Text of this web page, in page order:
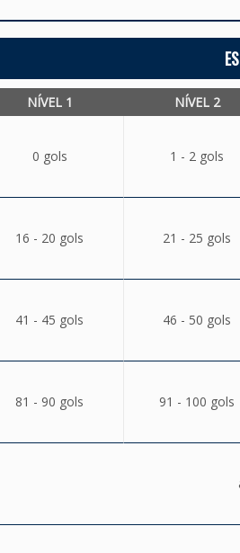
NÍVEL 1 NÍVEL 2
0 gols 1 - 2 gols
16 - 20 gols 21 - 25 gols
41 - 45 gols 46 - 50 gols
81 - 90 gols 91 - 100 gols